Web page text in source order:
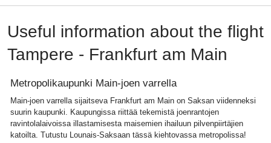
Useful information about the flight
Tampere - Frankfurt am Main
Metropolikaupunki Main-joen varrella
Main-joen varrella sijaitseva Frankfurt am Main on Saksan viidenneksi
suurin kaupunki. Kaupungissa riittää tekemistä joenrantojen
ravintolalaivoissa illastamisesta maisemien ihailuun pilvenpiirtäjien
katoilta. Tutustu Lounais-Saksaan tässä kiehtovassa metropolissa!